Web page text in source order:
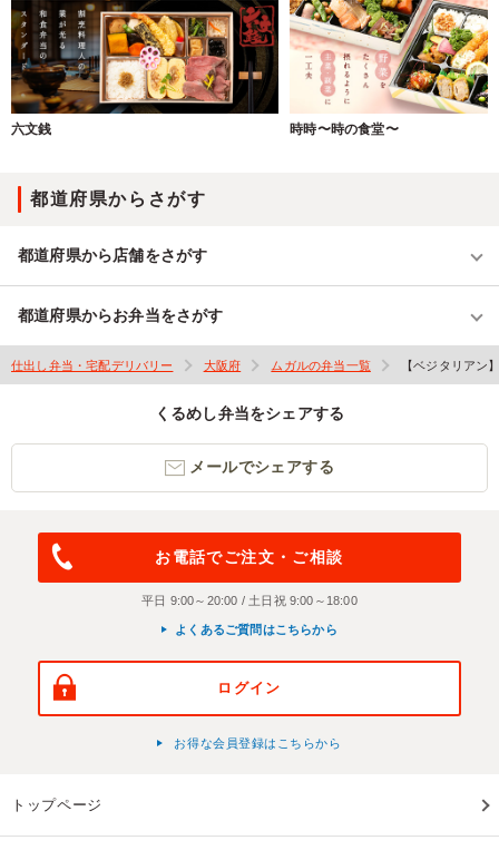
六文銭 時時〜時の食堂〜
都道府県からさがす
都道府県から店舗をさがす
都道府県からお弁当をさがす
仕出し弁当・宅配デリバリー 大阪府 ムガルの弁当一覧 【ベジタリアン
くるめし弁当をシェアする
メールでシェアする
お電話でご注文・ご相談
平日 9:00～20:00 / 土日祝 9:00～18:00
よくあるご質問はこちらから
ログイン
お得な会員登録はこちらから
トップページ